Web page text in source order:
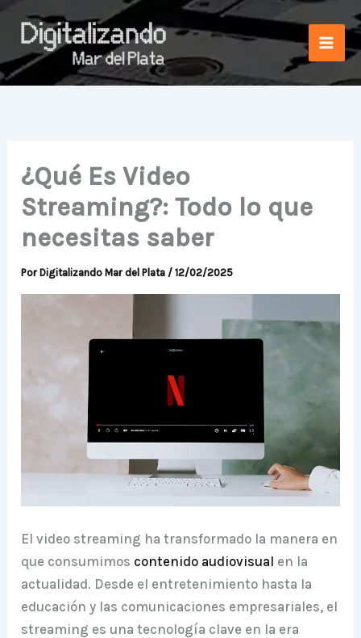
Ir
contenido
¿Qué Es Video
Streaming?: Todo lo que
necesitas saber
PorDigitalizando Mar del Plata /12/02/2025
El video streaming ha transformado la manera en
que consumimos contenido audiovisual en la
actualidad. Desde el entretenimiento hasta la
educación y las comunicaciones empresariales, el
streaming es una tecnología clave en la era